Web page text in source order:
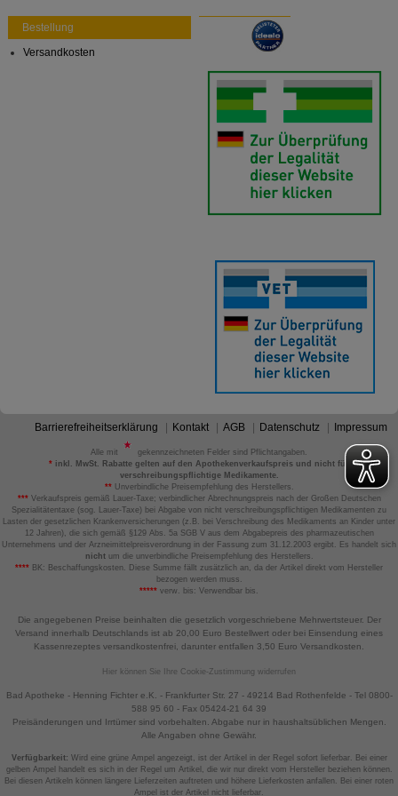
anzuzeigen und unser Partnerprogramm zu
betreiben.
Hierüber lassen sich
Informationen über die Art und Weise der Nutzung
unserer Website sammeln, mit deren Hilfe wir unsere
auf unserer Website aber auch die Werbung auf
Drittseiten möglichst relevant für Sie zu gestalten.
Bitte beachten Sie, dass Daten hierfür teilweise an
Dritte wie z.B. Google oder soziale Medien
Bestellung
Versandkosten
Barrierefreiheitserklärung Kontakt AGB Datenschutz Impressum
Alle mit
gekennzeichneten Felder sind Pflichtangaben.
* inkl. MwSt. Rabatte gelten auf den Apothekenverkaufspreis und nicht für
verschreibungspflichtige Medikamente.
**Unverbindliche Preisempfehlung des Herstellers.
***Verkaufspreis gemäß Lauer-Taxe; verbindlicher Abrechnungspreis nach der Großen Deutschen
Spezialitätentaxe (sog. Lauer-Taxe) bei Abgabe von nicht verschreibungspflichtigen Medikamenten zu
Lasten der gesetzlichen Krankenversicherungen (z.B. bei Verschreibung des Medikaments an Kinder unter
12 Jahren), die sich gemäß §129 Abs. 5a SGB V aus dem Abgabepreis des pharmazeutischen
Unternehmens und der Arzneimittelpreisverordnung in der Fassung zum 31.12.2003 ergibt. Es handelt sich
nichtum die unverbindliche Preisempfehlung des Herstellers.
**** BK: Beschaffungskosten. Diese Summe fällt zusätzlich an, da der Artikel direkt vom Hersteller
bezogen werden muss.
***** verw. bis: Verwendbar bis.
Die angegebenen Preise beinhalten die gesetzlich vorgeschriebene Mehrwertsteuer. Der
Versand innerhalb Deutschlands ist ab 20,00 Euro Bestellwert oder bei Einsendung eines
Kassenrezeptes versandkostenfrei, darunter entfallen 3,50 Euro Versandkosten.
Hier können Sie Ihre Cookie-Zustimmung widerrufen
Bad Apotheke - Henning Fichter e.K. - Frankfurter Str. 27 - 49214 Bad Rothenfelde - Tel 0800-
588 95 60 - Fax 05424-21 64 39
Preisänderungen und Irrtümer sind vorbehalten. Abgabe nur in haushaltsüblichen Mengen.
Alle Angaben ohne Gewähr.
Verfügbarkeit: Wird eine grüne Ampel angezeigt, ist der Artikel in der Regel sofort lieferbar. Bei einer
gelben Ampel handelt es sich in der Regel um Artikel, die wir nur direkt vom Hersteller beziehen können.
Bei diesen Artikeln können längere Lieferzeiten auftreten und höhere Lieferkosten anfallen. Bei einer roten
Ampel ist der Artikel nicht lieferbar.